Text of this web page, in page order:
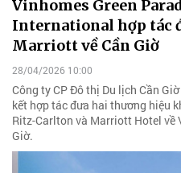
Vinhomes Green
International hợp tác
Marriott về Cần Giờ
28/04/2026 10:00
Công ty CP Đô thị Du lịch Cần
kết hợp tác đưa hai thương hiệu
Ritz-Carlton và Marriott Hotel về
Giờ.